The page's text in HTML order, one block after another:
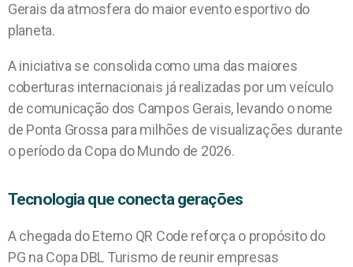
Gerais da atmosfera do maior evento esportivo do
planeta.
A iniciativa se consolida como uma das maiores
coberturas internacionais já realizadas por um veículo
de comunicação dos Campos Gerais, levando o nome
de Ponta Grossa para milhões de visualizações durante
o período da Copa do Mundo de 2026.
Tecnologia que conecta gerações
A chegada do Eterno QR Code reforça o propósito do
PG na Copa DBL Turismo de reunir empresas